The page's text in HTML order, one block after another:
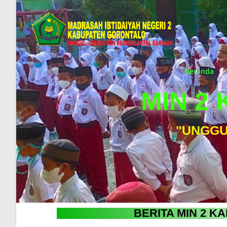
Beranda
MIN 2
BERITA MIN 2